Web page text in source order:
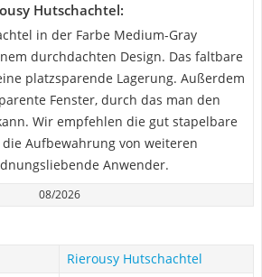
Hutschachtel:
in der Farbe Medium-Gray
durchdachten Design. Das faltbare
platzsparende Lagerung. Außerdem
Fenster, durch das man den
Wir empfehlen die gut stapelbare
Aufbewahrung von weiteren
Anwender.
08/2026
Rierousy Hutschachtel